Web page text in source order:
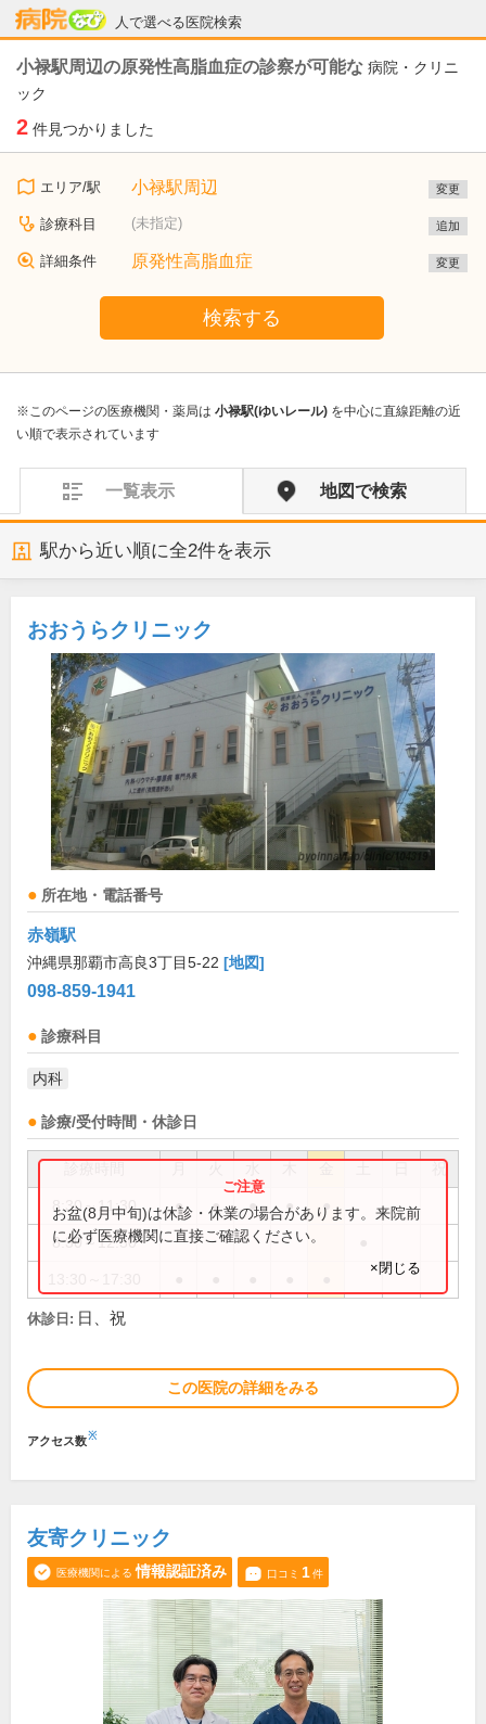
人で選べる医院検索
病院なび
小禄駅周辺の原発性高脂血症の診察が可能な 病院・クリニ
ック
2 件見つかりました
エリア/駅 小禄駅周辺 変更
診療科目 (未指定) 追加
詳細条件 原発性高脂血症 変更
検索する
※このページの医療機関・薬局は 小禄駅(ゆいレール) を中心に直線距離の近
い順で表示されています
一覧表示 地図で検索
駅から近い順に全2件を表示
おおうらクリニック
所在地・電話番号
赤嶺駅
沖縄県那覇市高良3丁目5-22 [地図]
098-859-1941
診療科目
内科
診療/受付時間・休診日
祝
8:30～11:30 ● ● ● ● ●
8:30～12:30
お盆(8月中旬)は休診・休業の場合があります。来院前
に必ず医療機関に直接ご確認ください。
×閉じる
休診日: 日、祝
この医院の詳細をみる
アクセス数※
友寄クリニック
医療機関による 情報認証済み 口コミ 1件